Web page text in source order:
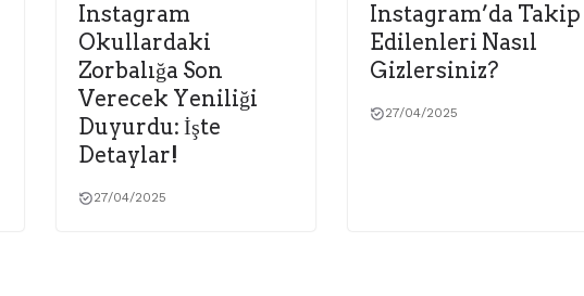
Instagram
Okullardaki
Zorbalığa Son
Verecek Yeniliği
Duyurdu: İşte
Detaylar!
27/04/2025
Instagram’da Takip
Edilenleri Nasıl
Gizlersiniz?
27/04/2025